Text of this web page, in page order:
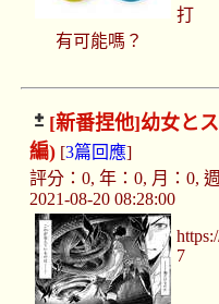
打
有可能嗎？
[新番捏他]幼女と
編)[3篇回應]
評分：0, 年：0, 月：0,
2021-08-20 08:28:00
7